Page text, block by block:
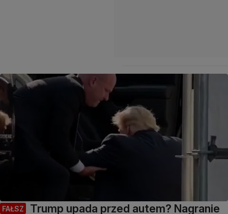
FAŁSZ Trump upada przed autem? Nagranie